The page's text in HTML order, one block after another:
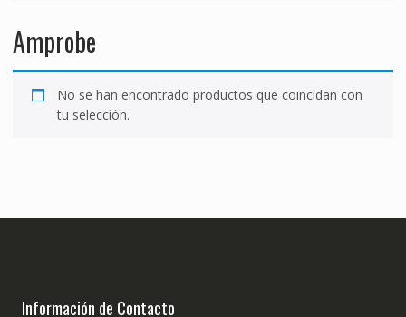
Amprobe
No se han encontrado productos que coincidan con
tu selección.
Información de Contacto